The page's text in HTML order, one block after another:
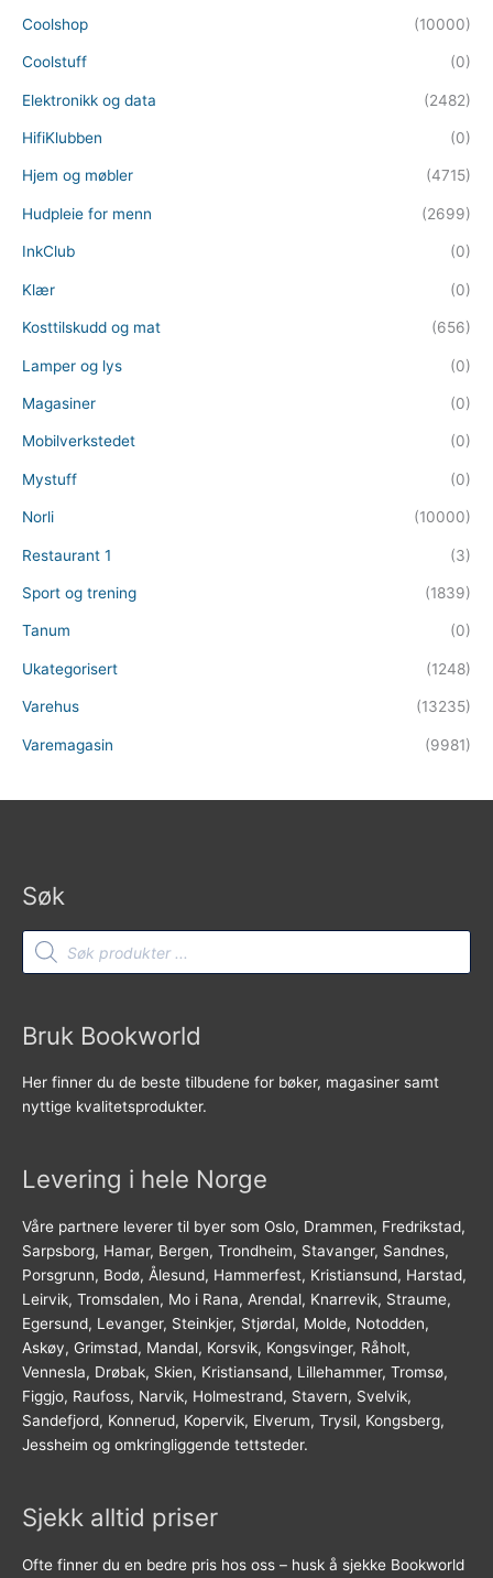
Coolshop (10000)
Coolstuff (0)
Elektronikk og data (2482)
HifiKlubben (0)
Hjem og møbler (4715)
Hudpleie for menn (2699)
InkClub (0)
Klær (0)
Kosttilskudd og mat (656)
Lamper og lys (0)
Magasiner (0)
Mobilverkstedet (0)
Mystuff (0)
Norli (10000)
Restaurant 1 (3)
Sport og trening (1839)
Tanum (0)
Ukategorisert (1248)
Varehus (13235)
Varemagasin (9981)
Søk
Products
search
Bruk Bookworld
Her finner du de beste tilbudene for bøker, magasiner samt
nyttige kvalitetsprodukter.
Levering i hele Norge
Våre partnere leverer til byer som Oslo, Drammen, Fredrikstad,
Sarpsborg, Hamar, Bergen, Trondheim, Stavanger, Sandnes,
Porsgrunn, Bodø, Ålesund, Hammerfest, Kristiansund, Harstad,
Leirvik, Tromsdalen, Mo i Rana, Arendal, Knarrevik, Straume,
Egersund, Levanger, Steinkjer, Stjørdal, Molde, Notodden,
Askøy, Grimstad, Mandal, Korsvik, Kongsvinger, Råholt,
Vennesla, Drøbak, Skien, Kristiansand, Lillehammer, Tromsø,
Figgjo, Raufoss, Narvik, Holmestrand, Stavern, Svelvik,
Sandefjord, Konnerud, Kopervik, Elverum, Trysil, Kongsberg,
Jessheim og omkringliggende tettsteder.
Sjekk alltid priser
Ofte finner du en bedre pris hos oss – husk å sjekke Bookworld